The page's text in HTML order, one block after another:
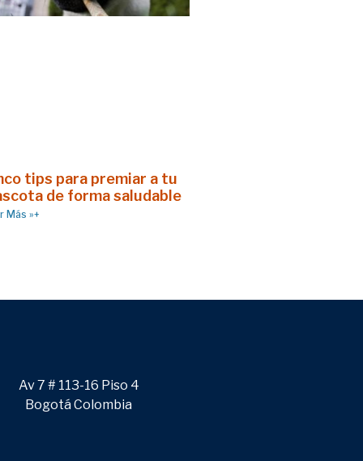
tips para premiar a tu
de forma saludable
Más »+
Av 7 # 113-16 Piso 4
Bogotá Colombia